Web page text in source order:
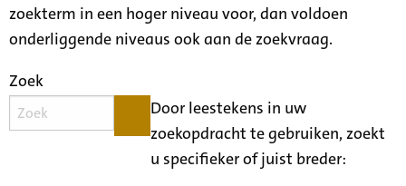
zoekterm in een hoger niveau voor, dan voldoen
onderliggende niveaus ook aan de zoekvraag.
Zoek
Door leestekens in uw
zoekopdracht te gebruiken, zoekt
u specifieker of juist breder: